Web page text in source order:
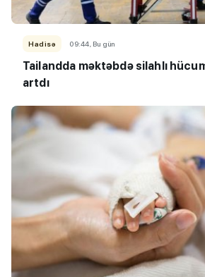
Hadisə 09:44, Bu gün
Tailandda məktəbdə silahlı
artdı